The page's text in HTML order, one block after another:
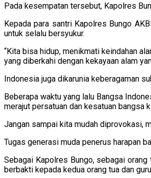
Pada kesempatan tersebut, Kapolres
Kepada para santri Kapolres Bungo
untuk selalu bersyukur.
“Kita bisa hidup, menikmati keindahan
yang diberkahi dengan kekayaan alam
Indonesia juga dikarunia keberagaman
Beberapa waktu yang lalu Bangsa
merajut persatuan dan kesatuan bangsa
Jangan sampai kita mudah diprovokasi,
Tugas generasi muda penerus harapan
Sebagai Kapolres Bungo, sebagai
berbakti kepada kedua orang tua dan